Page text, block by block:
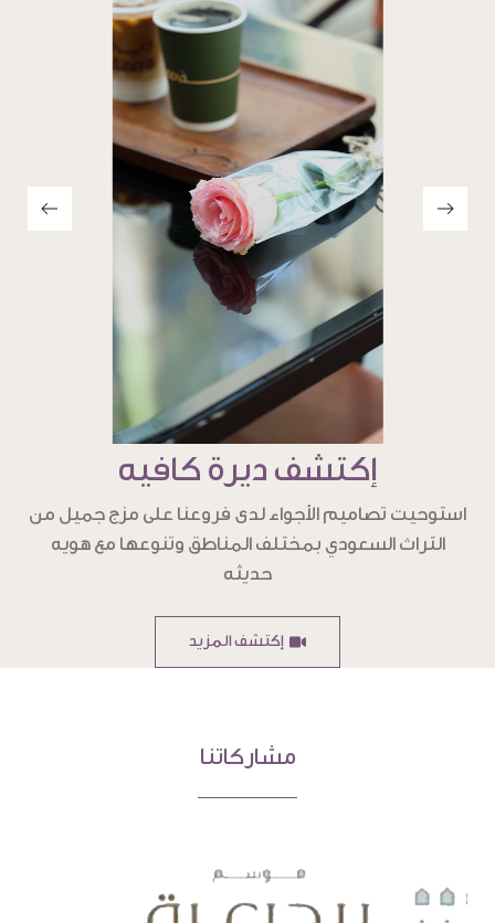
إكتشف ديرة كافيه
استوحيت تصاميم الأجواء لدى فروعنا على مزج جميل من
التراث السعودي بمختلف المناطق وتنوعها مع هويه
حديثه
إكتشف المزيد
مشاركاتنا